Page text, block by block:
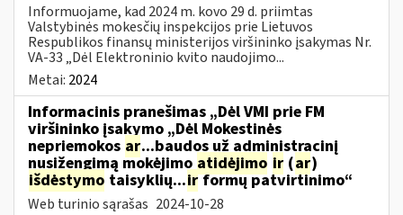
Informuojame, kad 2024 m. kovo 29 d. priimtas
Valstybinės mokesčių inspekcijos prie Lietuvos
Respublikos finansų ministerijos viršininko įsakymas Nr.
VA-33 „Dėl Elektroninio kvito naudojimo...
Metai: 2024
Informacinis pranešimas „Dėl VMI prie FM
viršininko įsakymo „Dėl Mokestinės
nepriemokos ar...baudos už administracinį
nusižengimą mokėjimo atidėjimo ir (ar)
išdėstymo taisyklių...irformų patvirtinimo“
Web turinio sąrašas 2024-10-28